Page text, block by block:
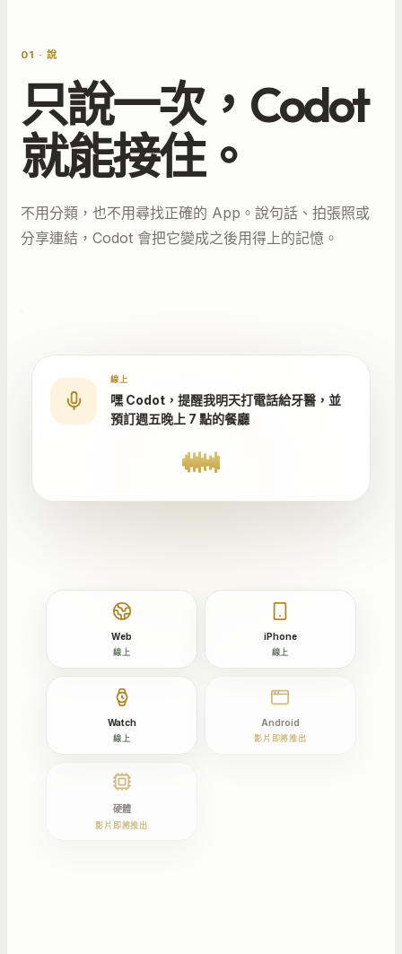
01 · 說
只說一次，Codot
就能接住。
不用分類，也不用尋找正確的 App。說句話、拍張照或
分享連結，Codot 會把它變成之後用得上的記憶。
線上
嘿 Codot，提醒我明天打電話給牙醫，並
預訂週五晚上 7 點的餐廳
Web
線上
iPhone
線上
Watch
線上
Android
影片即將推出
硬體
影片即將推出